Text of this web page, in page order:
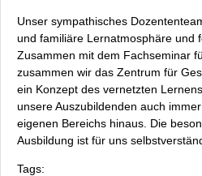
Unser sympathisches
und familiäre Lernatmosphäre und
Zusammen mit dem Fachseminar
zusammen wir das Zentrum für
ein Konzept des vernetzten
unsere Auszubildenden auch
eigenen Bereichs hinaus. Die
Ausbildung ist für uns
Tags: